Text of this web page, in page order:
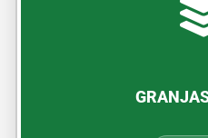
aprovechar los residuos